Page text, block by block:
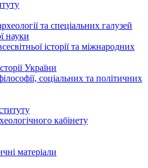
та спеціальних галузей
науки
історії та міжнародних
України
соціальних та політичних
кабінету
матеріали